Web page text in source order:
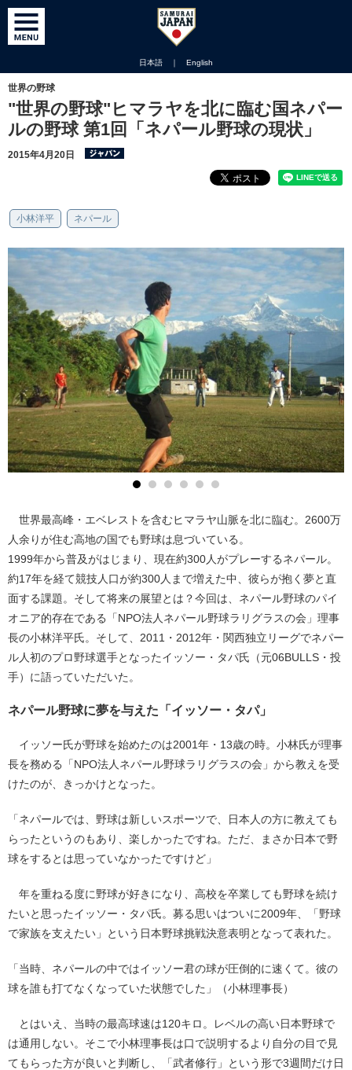
日本語 ｜ English
世界の野球
"世界の野球"ヒマラヤを北に臨む国ネパー
ルの野球 第1回「ネパール野球の現状」
2015年4月20日
小林洋平 ネパール
世界最高峰・エベレストを含むヒマラヤ山脈を北に臨む。2600万
人余りが住む高地の国でも野球は息づいている。
1999年から普及がはじまり、現在約300人がプレーするネパール。
約17年を経て競技人口が約300人まで増えた中、彼らが抱く夢と直
面する課題。そして将来の展望とは？今回は、ネパール野球のパイ
オニア的存在である「NPO法人ネパール野球ラリグラスの会」理事
長の小林洋平氏。そして、2011・2012年・関西独立リーグでネパー
ル人初のプロ野球選手となったイッソー・タパ氏（元06BULLS・投
手）に語っていただいた。
ネパール野球に夢を与えた「イッソー・タパ」
イッソー氏が野球を始めたのは2001年・13歳の時。小林氏が理事
長を務める「NPO法人ネパール野球ラリグラスの会」から教えを受
けたのが、きっかけとなった。
「ネパールでは、野球は新しいスポーツで、日本人の方に教えても
らったというのもあり、楽しかったですね。ただ、まさか日本で野
球をするとは思っていなかったですけど」
年を重ねる度に野球が好きになり、高校を卒業しても野球を続け
たいと思ったイッソー・タパ氏。募る思いはついに2009年、「野球
で家族を支えたい」という日本野球挑戦決意表明となって表れた。
「当時、ネパールの中ではイッソー君の球が圧倒的に速くて。彼の
球を誰も打てなくなっていた状態でした」（小林理事長）
とはいえ、当時の最高球速は120キロ。レベルの高い日本野球で
は通用しない。そこで小林理事長は口で説明するより自分の目で見
てもらった方が良いと判断し、「武者修行」という形で3週間だけ日